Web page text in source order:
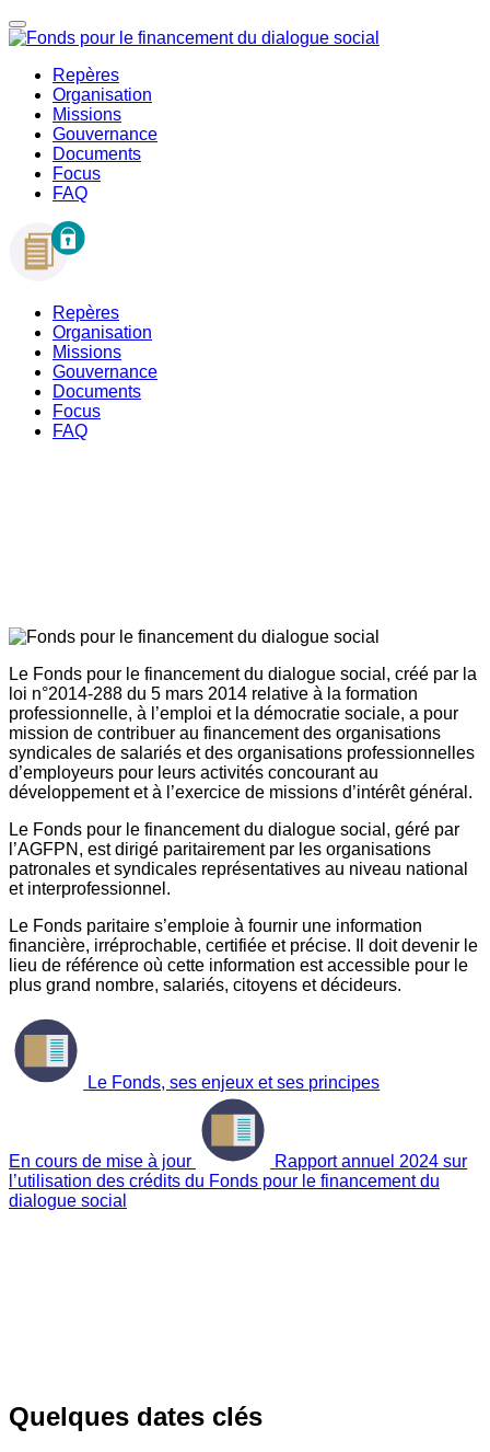
Repères
Organisation
Missions
Gouvernance
Documents
Focus
FAQ
Repères
Organisation
Missions
Gouvernance
Documents
Focus
FAQ
Le Fonds pour le financement du dialogue social, créé par la
loi n°2014-288 du 5 mars 2014 relative à la formation
professionnelle, à l’emploi et la démocratie sociale, a pour
mission de contribuer au financement des organisations
syndicales de salariés et des organisations professionnelles
d’employeurs pour leurs activités concourant au
développement et à l’exercice de missions d’intérêt général.
Le Fonds pour le financement du dialogue social, géré par
l’AGFPN, est dirigé paritairement par les organisations
patronales et syndicales représentatives au niveau national
et interprofessionnel.
Le Fonds paritaire s’emploie à fournir une information
financière, irréprochable, certifiée et précise. Il doit devenir le
lieu de référence où cette information est accessible pour le
plus grand nombre, salariés, citoyens et décideurs.
Le Fonds, ses enjeux et ses principes
En cours de mise à jour
Rapport annuel 2024 sur
l’utilisation des crédits du Fonds pour le financement du
dialogue social
Quelques dates clés